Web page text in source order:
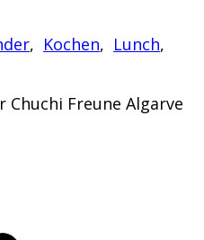
, Kochen, Lunch,
Chuchi Freune Algarve